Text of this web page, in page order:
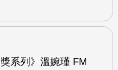
系列》溫婉瑾 FM